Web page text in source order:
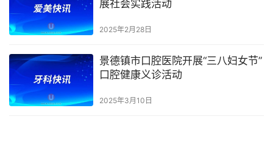
展社会实践活动
2025年2月28日
景德镇市口腔医院开展“三八妇女节”
口腔健康义诊活动
2025年3月10日